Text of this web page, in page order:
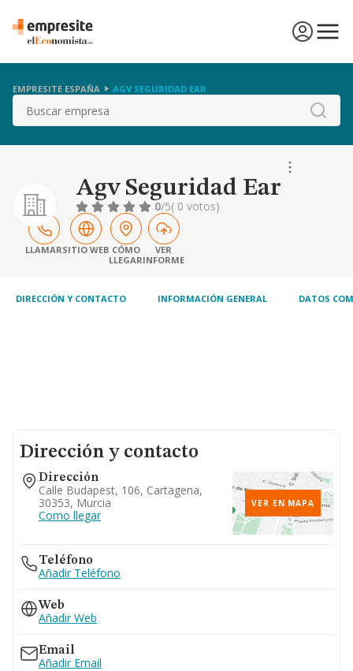
EMPRESITE ESPAÑA AGV SEGURIDAD EAR
Buscar
Agv Seguridad Ear
0/5( 0 votos)
LLAMARSITIO WEB CÓMO
LLEGAR
VER
INFORME
DIRECCIÓN Y CONTACTO INFORMACIÓN GENERAL DATOS
Dirección y contacto
Dirección
Calle Budapest, 106, Cartagena,
30353, Murcia
Como llegar
VER EN MAPA
Teléfono
Añadir Teléfono
Web
Añadir Web
Email
Añadir Email